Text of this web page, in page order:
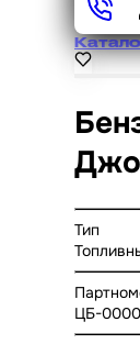
Тип
ЦБ-